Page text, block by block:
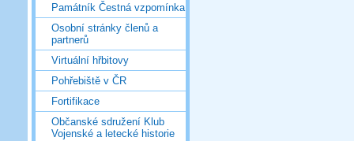
Památník Čestná vzpomínka
Osobní stránky členů a
partnerů
Virtuální hřbitovy
Pohřebiště v ČR
Fortifikace
Občanské sdružení Klub
Vojenské a letecké historie